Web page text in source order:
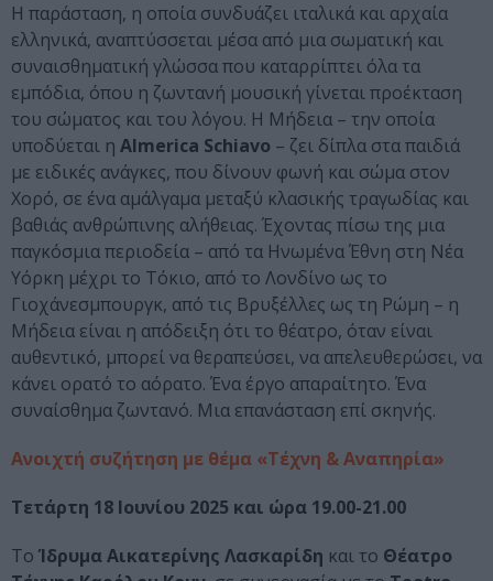
Η παράσταση, η οποία συνδυάζει ιταλικά και αρχαία
ελληνικά, αναπτύσσεται μέσα από μια σωματική και
συναισθηματική γλώσσα που καταρρίπτει όλα τα
εμπόδια, όπου η ζωντανή μουσική γίνεται προέκταση
του σώματος και του λόγου. Η Μήδεια – την οποία
υποδύεται η Almerica Schiavo – ζει δίπλα στα παιδιά
με ειδικές ανάγκες, που δίνουν φωνή και σώμα στον
Χορό, σε ένα αμάλγαμα μεταξύ κλασικής τραγωδίας και
βαθιάς ανθρώπινης αλήθειας. Έχοντας πίσω της μια
παγκόσμια περιοδεία – από τα Ηνωμένα Έθνη στη Νέα
Υόρκη μέχρι το Τόκιο, από το Λονδίνο ως το
Γιοχάνεσμπουργκ, από τις Βρυξέλλες ως τη Ρώμη – η
Μήδεια είναι η απόδειξη ότι το θέατρο, όταν είναι
αυθεντικό, μπορεί να θεραπεύσει, να απελευθερώσει, να
κάνει ορατό το αόρατο. Ένα έργο απαραίτητο. Ένα
συναίσθημα ζωντανό. Μια επανάσταση επί σκηνής.
Ανοιχτή συζήτηση με θέμα «Τέχνη & Αναπηρία»
Τετάρτη 18 Ιουνίου 2025 και ώρα 19.00-21.00
Το Ίδρυμα Αικατερίνης Λασκαρίδη και το Θέατρο